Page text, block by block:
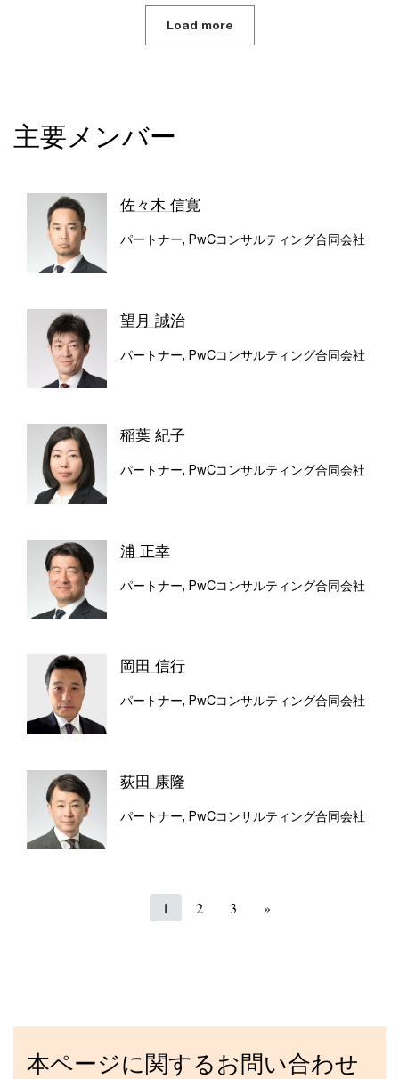
Load more
主要メンバー
佐々木 信寛
パートナー, PwCコンサルティング合同会社
望月 誠治
パートナー, PwCコンサルティング合同会社
稲葉 紀子
パートナー, PwCコンサルティング合同会社
浦 正幸
パートナー, PwCコンサルティング合同会社
岡田 信行
パートナー, PwCコンサルティング合同会社
荻田 康隆
パートナー, PwCコンサルティング合同会社
1 2 3 »
本ページに関するお問い合わせ